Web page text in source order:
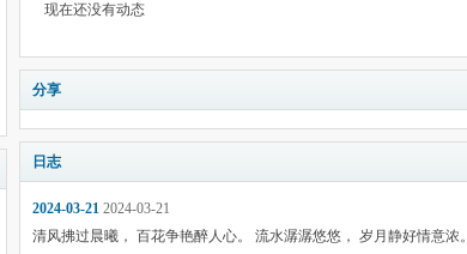
现在还没有动态
分享
日志
2024-03-21 2024-03-21
清风拂过晨曦， 百花争艳醉人心。 流水潺潺悠悠， 岁月静好情意浓。